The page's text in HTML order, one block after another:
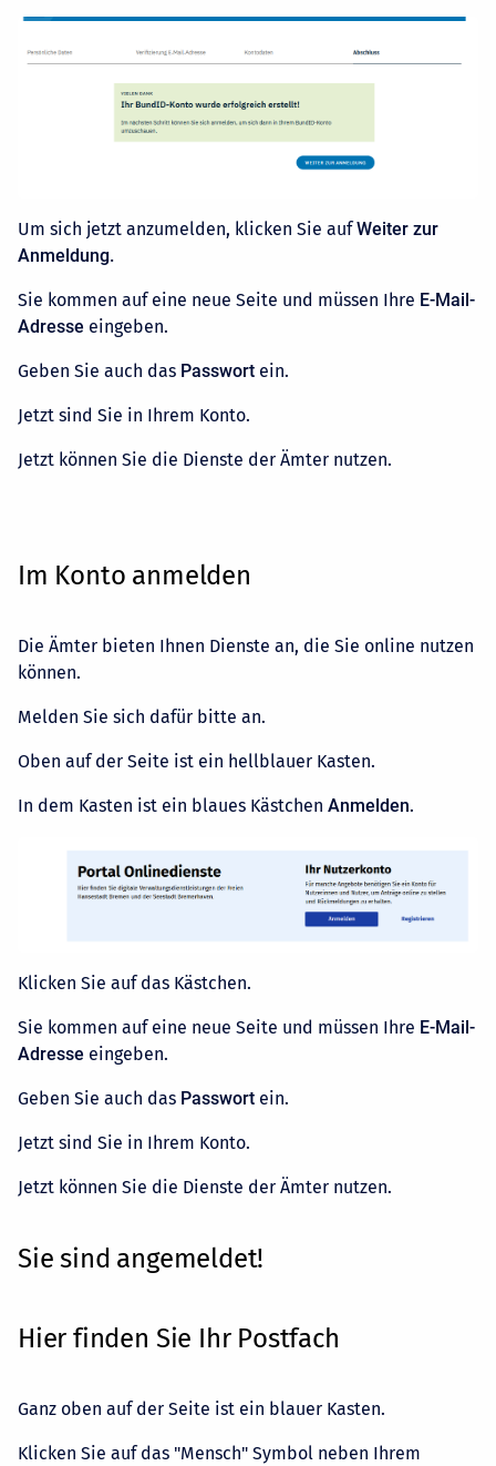
Um sich jetzt anzumelden, klicken Sie aufWeiter zur
Anmeldung.
Sie kommen auf eine neue Seite und müssen Ihre E-Mail-
Adresse eingeben.
Geben Sie auch das Passwort ein.
Jetzt sind Sie in Ihrem Konto.
Jetzt können Sie die Dienste der Ämter nutzen.
Im Konto anmelden
Die Ämter bieten Ihnen Dienste an, die Sie online nutzen
können.
Melden Sie sich dafür bitte an.
Oben auf der Seite ist ein hellblauer Kasten.
In dem Kasten ist ein blaues Kästchen Anmelden.
Klicken Sie auf das Kästchen.
Sie kommen auf eine neue Seite und müssen Ihre E-Mail-
Adresse eingeben.
Geben Sie auch das Passwort ein.
Jetzt sind Sie in Ihrem Konto.
Jetzt können Sie die Dienste der Ämter nutzen.
Sie sind angemeldet!
Hier finden Sie Ihr Postfach
Ganz oben auf der Seite ist ein blauer Kasten.
Klicken Sie auf das "Mensch" Symbol neben Ihrem